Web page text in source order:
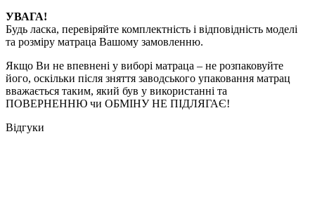
УВАГА!
Будь ласка, перевіряйте комплектність і відповідність моделі
та розміру матраца Вашому замовленню.
Якщо Ви не впевнені у виборі матраца – не розпаковуйте
його, оскільки після зняття заводського упаковання матрац
вважається таким, який був у використанні та
ПОВЕРНЕННЮ чи ОБМІНУ НЕ ПІДЛЯГАЄ!
Відгуки